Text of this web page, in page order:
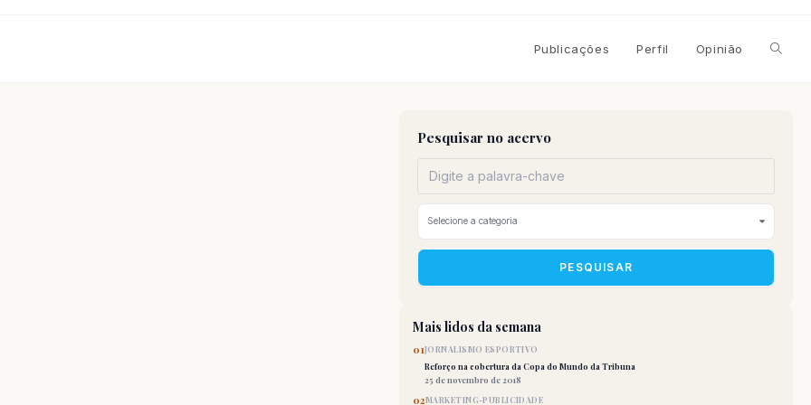
Publicações Perfil Opinião
site
Pesquisar no acervo
PESQUISAR
Mais lidos da semana
01JORNALISMO ESPORTIVO
Reforço na cobertura da Copa do Mundo da Tribuna
25 de novembro de 2018
02MARKETING-PUBLICIDADE